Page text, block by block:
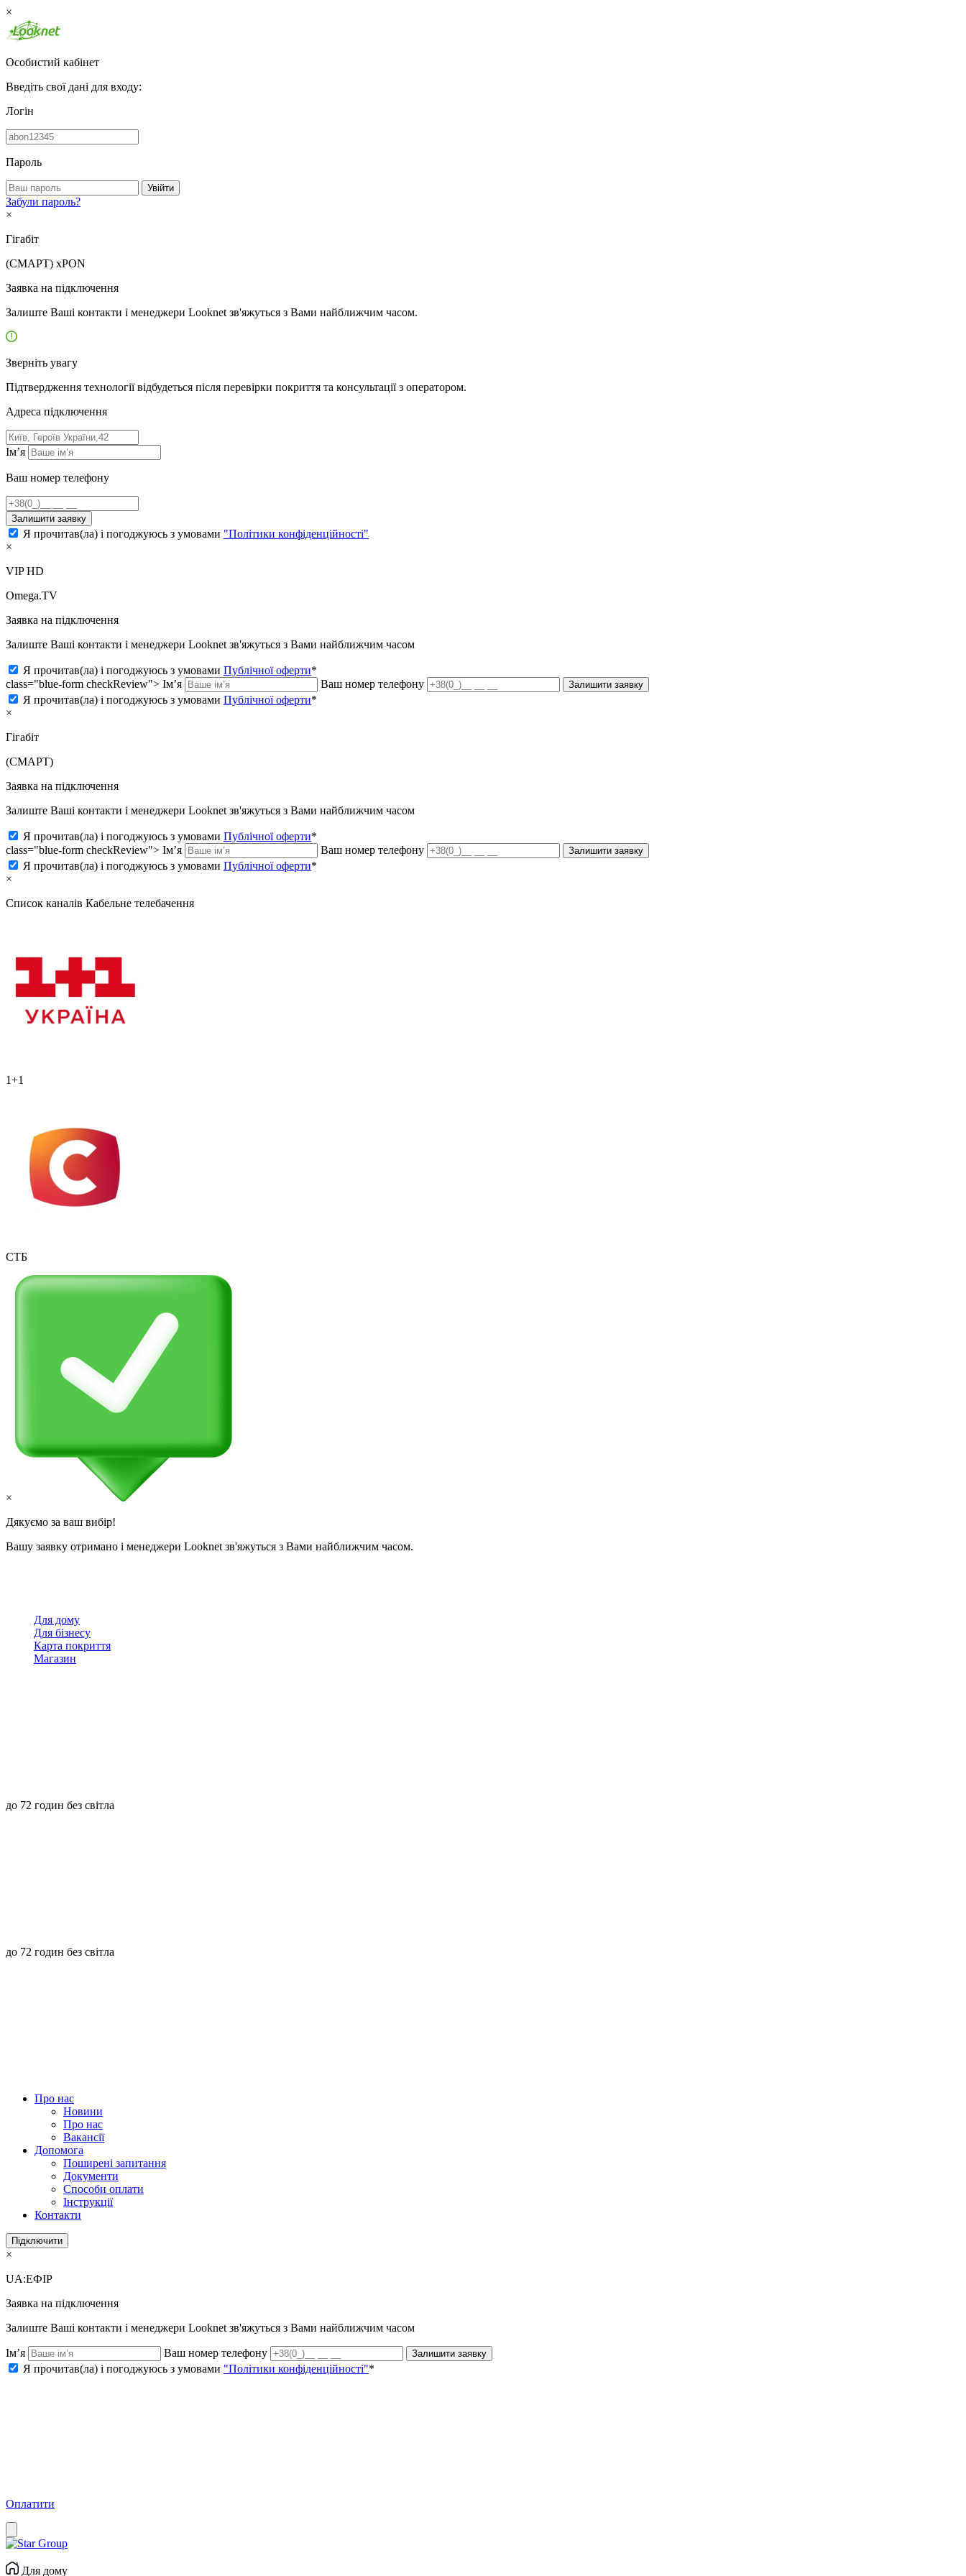
×
Особистий кабінет
Введіть свої дані для входу:
Логін
Пароль
Увійти
Забули пароль?
×
Гігабіт
(СМАРТ) xPON
Заявка на підключення
Залиште Ваші контакти і менеджери Looknet зв'яжуться з Вами найближчим часом.
Зверніть увагу
Підтвердження технології відбудеться після перевірки покриття та консультації з оператором.
Адресa підключення
Ім’я
Ваш номер телефону
Залишити заявку
Я прочитав(ла) і погоджуюсь з умовами "Політики конфіденційності"
×
VIP HD
Omega.TV
Заявка на підключення
Залиште Ваші контакти і менеджери Looknet зв'яжуться з Вами найближчим часом
Я прочитав(ла) і погоджуюсь з умовами Публічної оферти*
class="blue-form checkReview"> Ім’я Ваш номер телефону Залишити заявку
Я прочитав(ла) і погоджуюсь з умовами Публічної оферти*
×
Гігабіт
(СМАРТ)
Заявка на підключення
Залиште Ваші контакти і менеджери Looknet зв'яжуться з Вами найближчим часом
Я прочитав(ла) і погоджуюсь з умовами Публічної оферти*
class="blue-form checkReview"> Ім’я Ваш номер телефону Залишити заявку
Я прочитав(ла) і погоджуюсь з умовами Публічної оферти*
×
Список каналів Кабельне телебачення
1+1
СТБ
×
Дякуємо за ваш вибір!
Вашу заявку отримано і менеджери Looknet зв'яжуться з Вами найближчим часом.
Для дому
Для бізнесу
Карта покриття
Магазин
до 72 годин без світла
до 72 годин без світла
Про нас
Новини
Про нас
Вакансії
Допомога
Поширені запитання
Документи
Способи оплати
Інструкції
Контакти
Підключити
×
UA:ЕФІР
Заявка на підключення
Залиште Ваші контакти і менеджери Looknet зв'яжуться з Вами найближчим часом
Ім’я Ваш номер телефону Залишити заявку
Я прочитав(ла) і погоджуюсь з умовами "Політики конфіденційності"*
Оплатити
Для дому